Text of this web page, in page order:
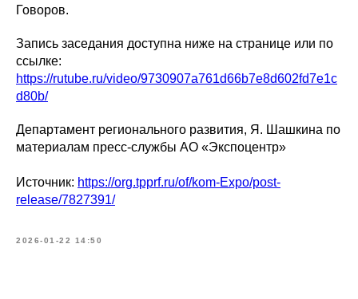
Говоров.
Запись заседания доступна ниже на странице или по
ссылке:
https://rutube.ru/video/9730907a761d66b7e8d602fd7e1c
d80b/
Департамент регионального развития, Я. Шашкина по
материалам пресс-службы АО «Экспоцентр»
Источник: https://org.tpprf.ru/of/kom-Expo/post-
release/7827391/
2026-01-22 14:50